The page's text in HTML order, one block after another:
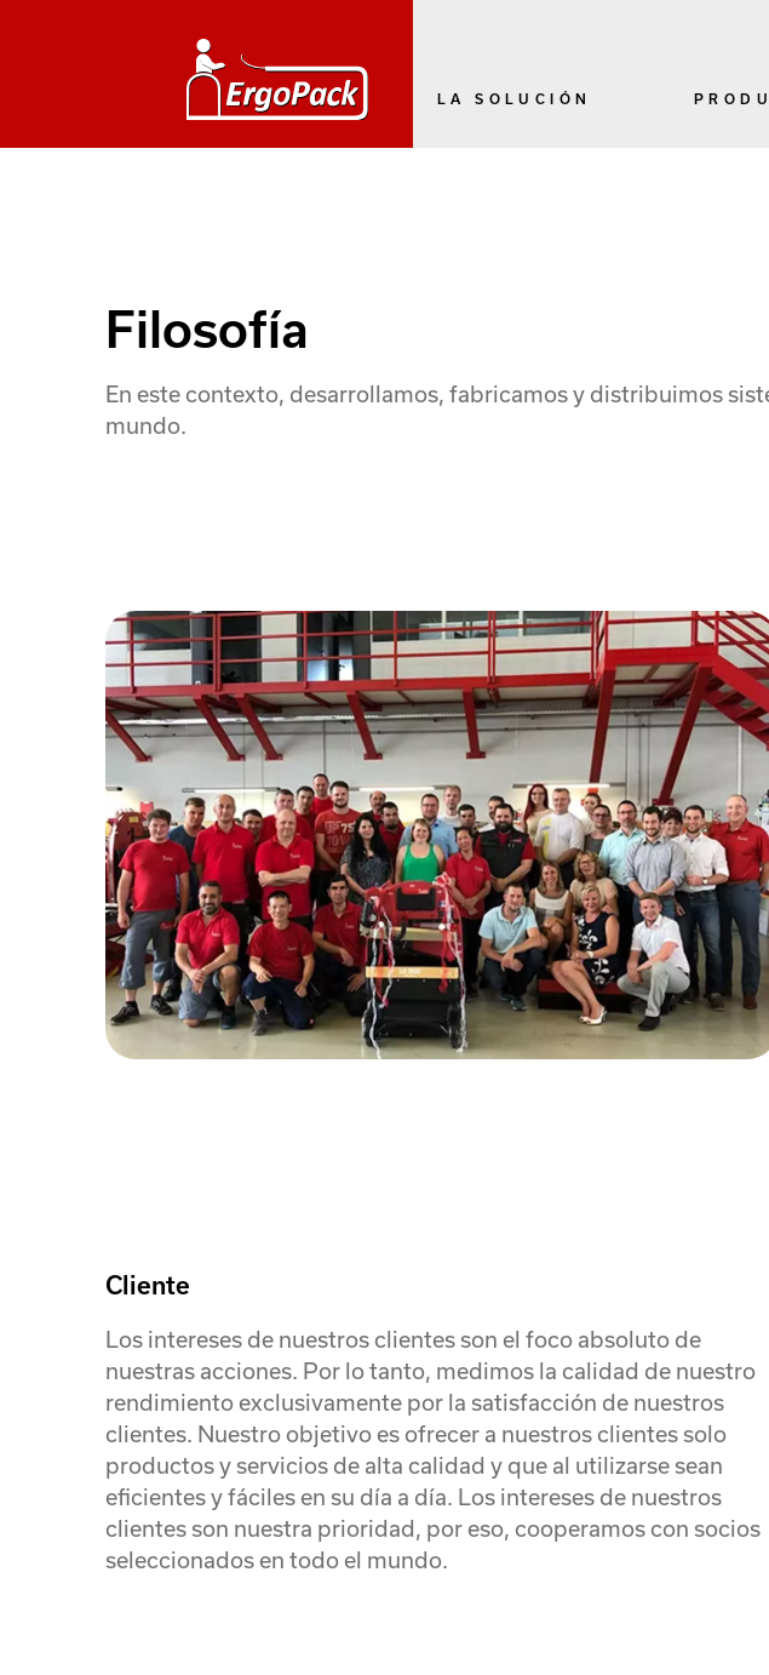
LA SOLUCIÓN
Filosofía
En este contexto, desarrollamos, fabricamos y distribuimos
mundo.
Cliente
Los intereses de nuestros clientes son el foco absoluto de
nuestras acciones. Por lo tanto, medimos la calidad de nuestro
rendimiento exclusivamente por la satisfacción de nuestros
clientes. Nuestro objetivo es ofrecer a nuestros clientes solo
productos y servicios de alta calidad y que al utilizarse sean
eficientes y fáciles en su día a día. Los intereses de nuestros
clientes son nuestra prioridad, por eso, cooperamos con socios
seleccionados en todo el mundo.